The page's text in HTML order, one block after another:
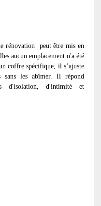
rénovation
peut être mis en
aucun emplacement n'a été
coffre spécifique, il s’ajuste
sans les abîmer. Il répond
d'isolation, d'intimité et